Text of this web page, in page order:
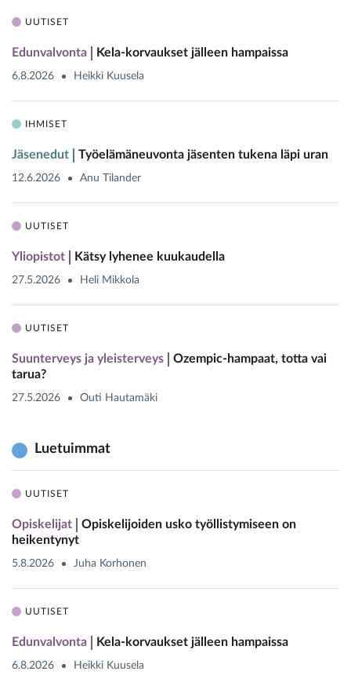
UUTISET
Edunvalvonta Kela-korvaukset jälleen hampaissa
6.8.2026 Heikki Kuusela
IHMISET
Jäsenedut Työelämäneuvonta jäsenten tukena läpi uran
12.6.2026 Anu Tilander
UUTISET
Yliopistot Kätsy lyhenee kuukaudella
27.5.2026 Heli Mikkola
UUTISET
Suunterveys ja yleisterveys
Ozempic-hampaat, totta vai
tarua?
27.5.2026 Outi Hautamäki
Luetuimmat
UUTISET
Opiskelijat
Opiskelijoiden usko työllistymiseen on
heikentynyt
5.8.2026 Juha Korhonen
UUTISET
Edunvalvonta Kela-korvaukset jälleen hampaissa
6.8.2026 Heikki Kuusela